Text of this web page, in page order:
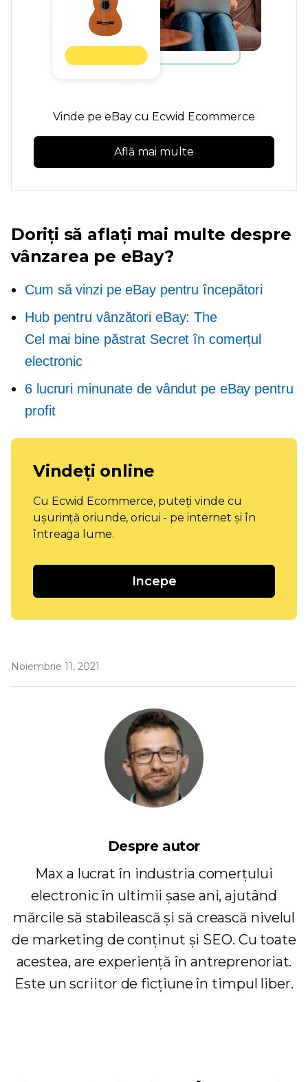
Vinde pe eBay cu Ecwid Ecommerce
Află mai multe
Doriți să aflați mai multe despre
vânzarea pe eBay?
Cum să vinzi pe eBay pentru începători
Hub pentru vânzători eBay: The
Cel mai bine păstrat Secret în comerțul
electronic
6 lucruri minunate de vândut pe eBay pentru
profit
Vindeți online
Cu Ecwid Ecommerce, puteți vinde cu
ușurință oriunde, oricui - pe internet și în
întreaga lume.
Incepe
Noiembrie 11, 2021
Despre autor
Max a lucrat în industria comerțului
electronic în ultimii șase ani, ajutând
mărcile să stabilească și să crească nivelul
de marketing de conținut și SEO. Cu toate
acestea, are experiență în antreprenoriat.
Este un scriitor de ficțiune în timpul liber.